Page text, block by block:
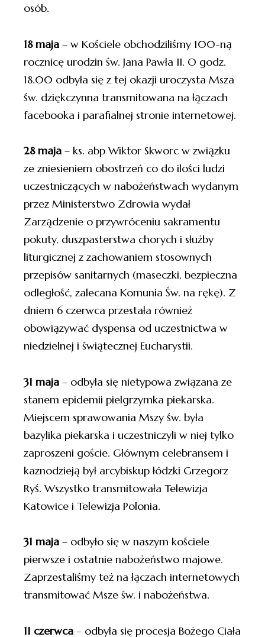
osób.
18 maja – w Kościele obchodziliśmy 100-ną
rocznicę urodzin św. Jana Pawła II. O godz.
18.00 odbyła się z tej okazji uroczysta Msza
św. dziękczynna transmitowana na łączach
facebooka i parafialnej stronie internetowej.
28 maja – ks. abp Wiktor Skworc w związku
ze zniesieniem obostrzeń co do ilości ludzi
uczestniczących w nabożeństwach wydanym
przez Ministerstwo Zdrowia wydał
Zarządzenie o przywróceniu sakramentu
pokuty, duszpasterstwa chorych i służby
liturgicznej z zachowaniem stosownych
przepisów sanitarnych (maseczki, bezpieczna
odległość, zalecana Komunia Św. na rękę). Z
dniem 6 czerwca przestała również
obowiązywać dyspensa od uczestnictwa w
niedzielnej i świątecznej Eucharystii.
31 maja – odbyła się nietypowa związana ze
stanem epidemii pielgrzymka piekarska.
Miejscem sprawowania Mszy św. była
bazylika piekarska i uczestniczyli w niej tylko
zaproszeni goście. Głównym celebransem i
kaznodzieją był arcybiskup łódzki Grzegorz
Ryś. Wszystko transmitowała Telewizja
Katowice i Telewizja Polonia.
31 maja – odbyło się w naszym kościele
pierwsze i ostatnie nabożeństwo majowe.
Zaprzestaliśmy też na łączach internetowych
transmitować Msze św. i nabożeństwa.
11 czerwca – odbyła się procesja Bożego Ciała